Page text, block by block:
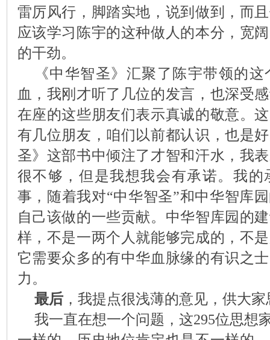
雷厉风行，脚踏实地，说到做到，而
应该学习陈宇的这种做人的本分，宽
的干劲。
《中华智圣》汇聚了陈宇带领的
血，我刚才听了几位的发言，也深受
在座的这些朋友们表示真诚的敬意。
有几位朋友，咱们以前都认识，也是
圣》这部书中倾注了才智和汗水，我
很不够，但是我想我会有承诺。我
事，随着我对“中华智圣”和中华智库
自己该做的一些贡献。中华智库园的
样，不是一两个人就能够完成的，不
它需要众多的有中华血脉缘的有识之
力。
最后，我提点很浅薄的意见，供大家
我一直在想一个问题，这295位思想